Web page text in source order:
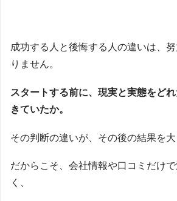
成功する人と後悔する人の違いは、
りません。
スタートする前に、現実と実態をど
きていたか。
その判断の違いが、その後の結果を大
だからこそ、会社情報や口コミだけ
く、